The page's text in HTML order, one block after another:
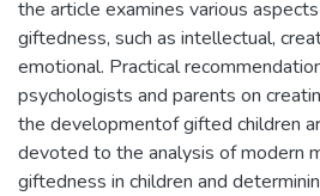
the article examines various
giftedness, such as intellectual,
emotional. Practical
psychologists and parents on
the developmentof gifted children
devoted to the analysis of modern
giftedness in children and